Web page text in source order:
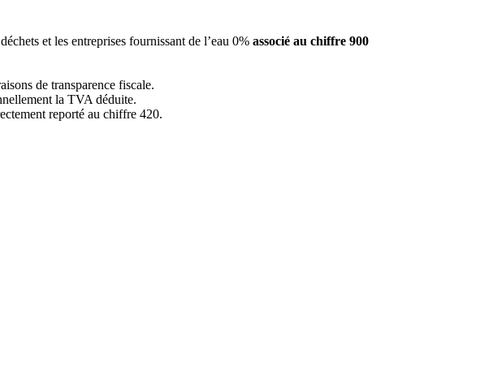
et les entreprises fournissant de l’eau 0% associé au chiffre 900
de transparence fiscale.
la TVA déduite.
reporté au chiffre 420.